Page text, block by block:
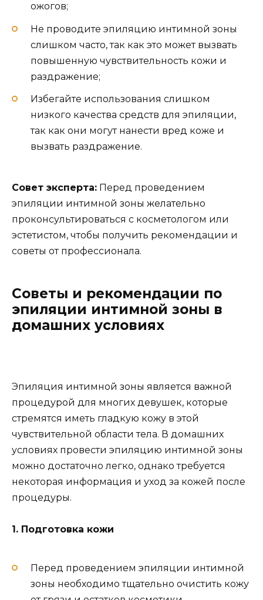
ожогов;
Не проводите эпиляцию интимной зоны
слишком часто, так как это может вызвать
повышенную чувствительность кожи и
раздражение;
Избегайте использования слишком
низкого качества средств для эпиляции,
так как они могут нанести вред коже и
вызвать раздражение.
Совет эксперта: Перед проведением
эпиляции интимной зоны желательно
проконсультироваться с косметологом или
эстетистом, чтобы получить рекомендации и
советы от профессионала.
Советы и рекомендации по
эпиляции интимной зоны в
домашних условиях
Эпиляция интимной зоны является важной
процедурой для многих девушек, которые
стремятся иметь гладкую кожу в этой
чувствительной области тела. В домашних
условиях провести эпиляцию интимной зоны
можно достаточно легко, однако требуется
некоторая информация и уход за кожей после
процедуры.
1. Подготовка кожи
Перед проведением эпиляции интимной
зоны необходимо тщательно очистить кожу